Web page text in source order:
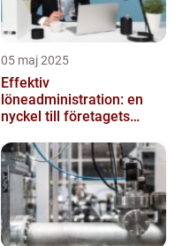
05 maj 2025
Effektiv
löneadministration: en
nyckel till företagets